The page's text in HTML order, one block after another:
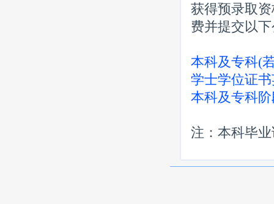
获得预录取
费并提交以
本科及专科(
学士学位证
本科及专科
注：本科毕